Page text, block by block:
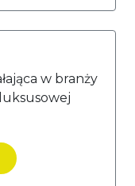
w branży